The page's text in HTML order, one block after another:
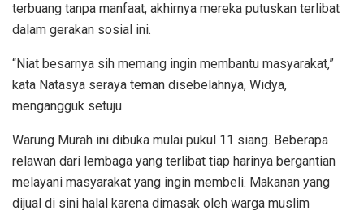
terbuang tanpa manfaat, akhirnya mereka putuskan terlibat
dalam gerakan sosial ini.
“Niat besarnya sih memang ingin membantu masyarakat,”
kata Natasya seraya teman disebelahnya, Widya,
mengangguk setuju.
Warung Murah ini dibuka mulai pukul 11 siang. Beberapa
relawan dari lembaga yang terlibat tiap harinya bergantian
melayani masyarakat yang ingin membeli. Makanan yang
dijual di sini halal karena dimasak oleh warga muslim